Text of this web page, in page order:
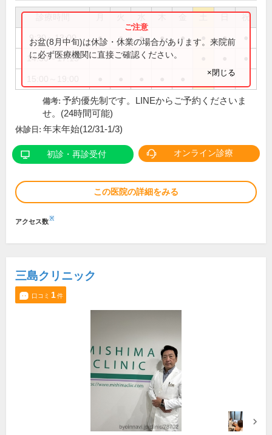
祝
9:30～13:00 ● ● ● ● ● ●
14:30～17:15
お盆(8月中旬)は休診・休業の場合があります。来院前
に必ず医療機関に直接ご確認ください。
×閉じる
備考: 予約優先制です。LINEからご予約くださいま
せ。(24時間可能)
休診日: 年末年始(12/31-1/3)
初診・再診受付 オンライン診療
この医院の詳細をみる
アクセス数※
三島クリニック
口コミ 1件